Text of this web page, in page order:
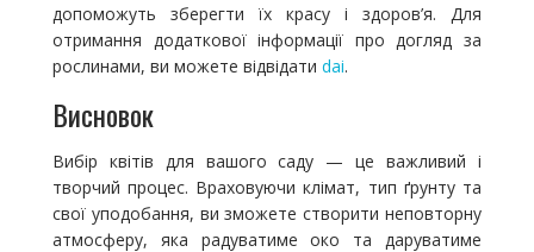
допоможуть зберегти їх красу і здоров’я. Для
отримання додаткової інформації про догляд за
рослинами, ви можете відвідати dai.
Висновок
Вибір квітів для вашого саду — це важливий і
творчий процес. Враховуючи клімат, тип ґрунту та
свої уподобання, ви зможете створити неповторну
атмосферу, яка радуватиме око та даруватиме